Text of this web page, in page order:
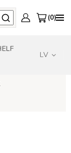
0
ELF
LV